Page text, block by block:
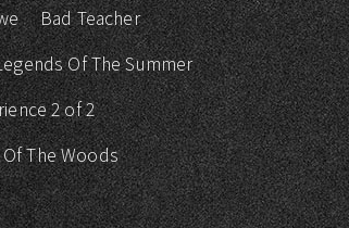
Bad Teacher
Of The Summer
2 of 2
Of The Woods